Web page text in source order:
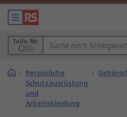
Teile-Nr.
/ Persönliche
Schutzausrüstung
und
Arbeitskleidung
/